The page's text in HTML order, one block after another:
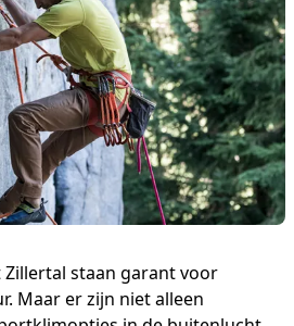
staan garant voor
Maar er zijn niet alleen